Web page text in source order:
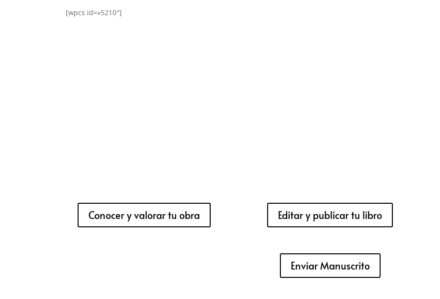
[wpcs id=»5210″]
Conocer y valorar tu obra Editar y publicar tu libro
Enviar Manuscrito